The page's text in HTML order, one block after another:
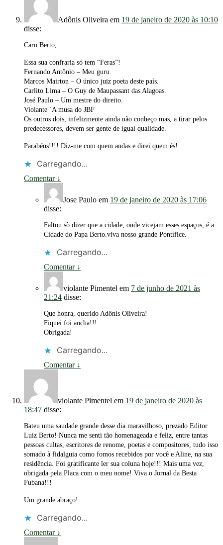
Adônis Oliveira em 19 de janeiro de 2020 às 10:10
disse:
Caro Berto,
Essa sua confraria só tem “Feras”!
Fernando Antônio – Meu guru.
Marcos Mairton – O único juiz poeta deste país.
Carlito Lima – O Guy de Maupassant das Alagoas.
José Paulo – Um mestre do direito.
Violante ´A musa do JBF
Os outros dois, infelizmente ainda não conheço mas, a tirar pelos
predecessores, devem ser gente de igual qualidade.
Parabéns!!!! Diz-me com quem andas e direi quem és!
Carregando...
Comentar ↓
Jose Paulo em 19 de janeiro de 2020 às 17:06
disse:
Faltou sõ dizer que a cidade, onde vicejam esses espaços, é a
Cidade do Papa Berto.viva nosso grande Pontífice.
Carregando...
Comentar ↓
violante Pimentel em 7 de junho de 2021 às
21:24 disse:
Que honra, querido Adônis Oliveira!
Fiquei foi ancha!!!
Obrigada!
Carregando...
Comentar ↓
violante Pimentel em 19 de janeiro de 2020 às
18:47 disse:
Bateu uma saudade grande desse dia maravilhoso, prezado Editor
Luiz Berto! Nunca me senti tão homenageada e feliz, entre tantas
pessoas cultas, escritores de renome, poetas e compositores, tudo isso
somado à fidalguia como fomos recebidos por você e Aline, na sua
residência. Foi gratificante ler sua coluna hoje!!! Mais uma vez,
obrigada pela Placa com o meu nome! Viva o Jornal da Besta
Fubana!!!
Um grande abraço!
Carregando...
Comentar ↓